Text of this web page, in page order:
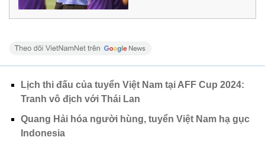
Lịch thi đấu của tuyển Việt Nam tại AFF Cup 2024:
Tranh vô địch với Thái Lan
Quang Hải hóa người hùng, tuyển Việt Nam hạ gục
Indonesia